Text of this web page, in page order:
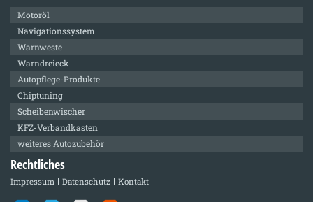
Motoröl
Navigationssystem
Warnweste
Warndreieck
Autopflege-Produkte
Chiptuning
Scheibenwischer
KFZ-Verbandkasten
weiteres Autozubehör
Rechtliches
Impressum Datenschutz Kontakt